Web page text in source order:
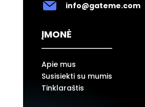
info@gateme.com
ĮMONĖ
Apie mus
Susisiekti su mumis
Tinklaraštis